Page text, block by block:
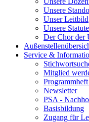
Unsere
Unser Leitbild
Unsere
Der Chor der
Service &
Mitglied
Newsletter
PSA -
Basisbildung
Zugang für